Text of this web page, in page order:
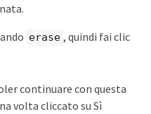
erase , quindi fai clic
continuare con questa
volta cliccato su Sì